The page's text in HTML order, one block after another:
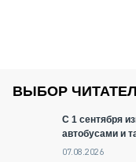
ВЫБОР
С 1 сентября
автобусами и
07.08.2026